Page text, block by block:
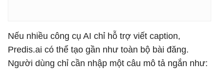
Nếu nhiều công cụ AI chỉ hỗ trợ viết caption,
Predis.ai có thể tạo gần như toàn bộ bài đăng.
Người dùng chỉ cần nhập một câu mô tả ngắn như: